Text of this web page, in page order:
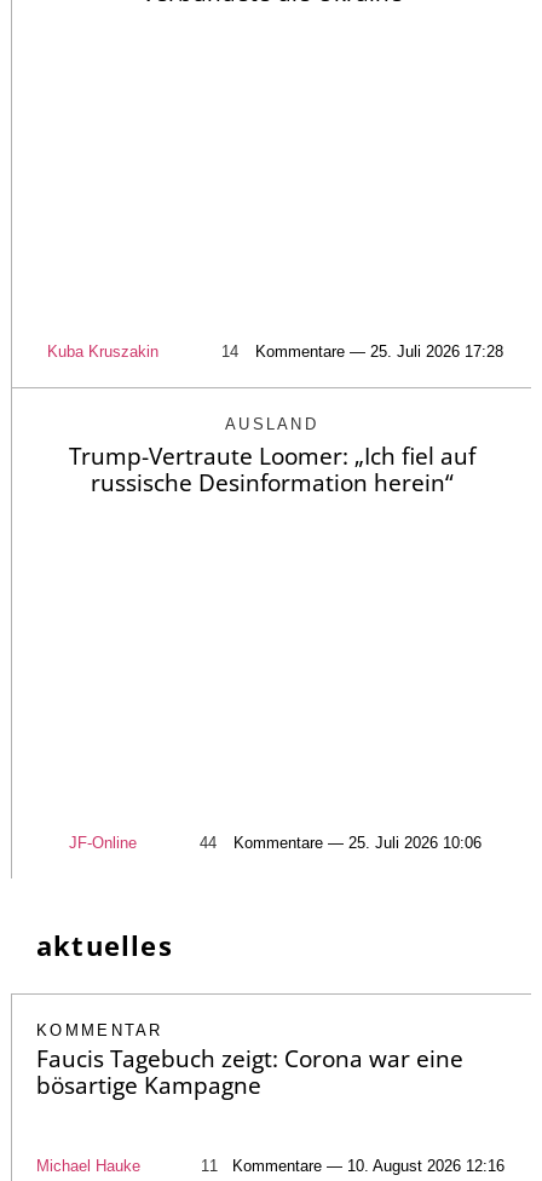
Kuba Kruszakin 14 Kommentare — 25. Juli 2026 17:28
AUSLAND
Trump-Vertraute Loomer: „Ich fiel auf
russische Desinformation herein“
JF-Online 44 Kommentare — 25. Juli 2026 10:06
aktuelles
KOMMENTAR
Faucis Tagebuch zeigt: Corona war eine
bösartige Kampagne
Michael Hauke 11 Kommentare — 10. August 2026 12:16